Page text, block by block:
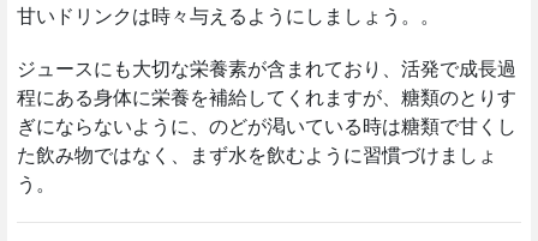
甘いドリンクは時々与えるようにしましょう。。
ジュースにも大切な栄養素が含まれており、活発で成長過
程にある身体に栄養を補給してくれますが、糖類のとりす
ぎにならないように、のどが渇いている時は糖類で甘くし
た飲み物ではなく、まず水を飲むように習慣づけましょ
う。